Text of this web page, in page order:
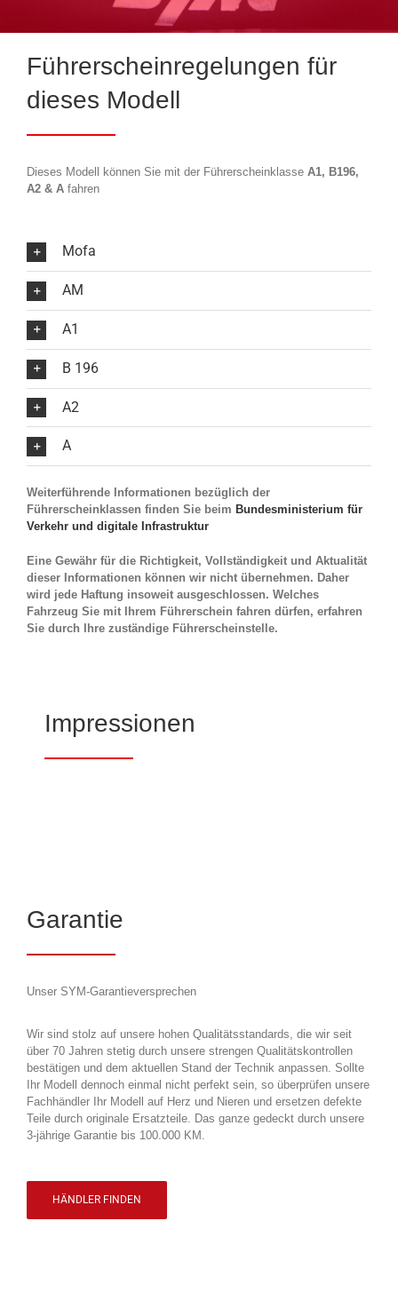
Führerscheinregelungen für
dieses Modell
Dieses Modell können Sie mit der Führerscheinklasse A1, B196,
A2 & A fahren
Mofa
AM
A1
B 196
A2
A
Weiterführende Informationen bezüglich der
Führerscheinklassen finden Sie beim Bundesministerium für
Verkehr und digitale Infrastruktur
Eine Gewähr für die Richtigkeit, Vollständigkeit und Aktualität
dieser Informationen können wir nicht übernehmen. Daher
wird jede Haftung insoweit ausgeschlossen. Welches
Fahrzeug Sie mit Ihrem Führerschein fahren dürfen, erfahren
Sie durch Ihre zuständige Führerscheinstelle.
Impressionen
Garantie
Unser SYM-Garantieversprechen
Wir sind stolz auf unsere hohen Qualitätsstandards, die wir seit
über 70 Jahren stetig durch unsere strengen Qualitätskontrollen
bestätigen und dem aktuellen Stand der Technik anpassen. Sollte
Ihr Modell dennoch einmal nicht perfekt sein, so überprüfen unsere
Fachhändler Ihr Modell auf Herz und Nieren und ersetzen defekte
Teile durch originale Ersatzteile. Das ganze gedeckt durch unsere
3-jährige Garantie bis 100.000 KM.
HÄNDLER FINDEN